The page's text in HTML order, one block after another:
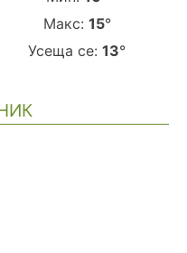
Макс: 15°
Усеща се: 13°